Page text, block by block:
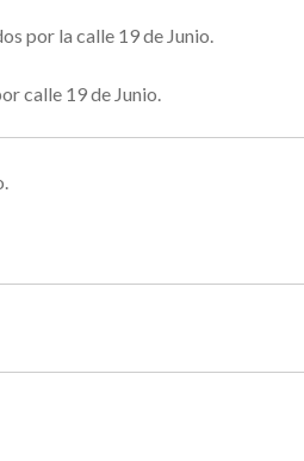
por la calle 19 de Junio.
calle 19 de Junio.